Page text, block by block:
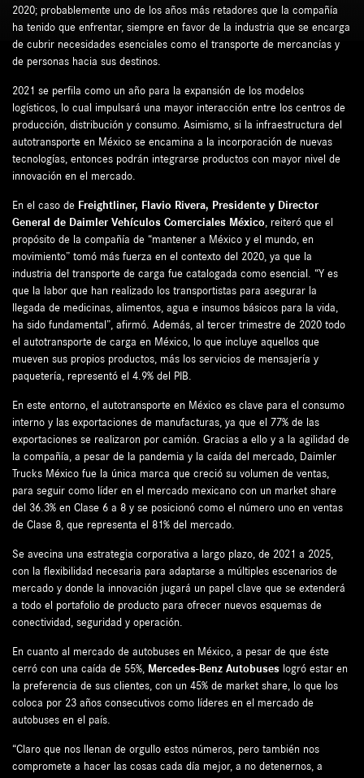
2020; probablemente uno de los años más retadores que la compañía
ha tenido que enfrentar, siempre en favor de la industria que se encarga
de cubrir necesidades esenciales como el transporte de mercancías y
de personas hacia sus destinos.
2021 se perfila como un año para la expansión de los modelos
logísticos, lo cual impulsará una mayor interacción entre los centros de
producción, distribución y consumo. Asimismo, si la infraestructura del
autotransporte en México se encamina a la incorporación de nuevas
tecnologías, entonces podrán integrarse productos con mayor nivel de
innovación en el mercado.
En el caso de Freightliner, Flavio Rivera, Presidente y Director
General de Daimler Vehículos Comerciales México, reiteró que el
propósito de la compañía de “mantener a México y el mundo, en
movimiento” tomó más fuerza en el contexto del 2020, ya que la
industria del transporte de carga fue catalogada como esencial. “Y es
que la labor que han realizado los transportistas para asegurar la
llegada de medicinas, alimentos, agua e insumos básicos para la vida,
ha sido fundamental”, afirmó. Además, al tercer trimestre de 2020 todo
el autotransporte de carga en México, lo que incluye aquellos que
mueven sus propios productos, más los servicios de mensajería y
paquetería, representó el 4.9% del PIB.
En este entorno, el autotransporte en México es clave para el consumo
interno y las exportaciones de manufacturas, ya que el 77% de las
exportaciones se realizaron por camión. Gracias a ello y a la agilidad de
la compañía, a pesar de la pandemia y la caída del mercado, Daimler
Trucks México fue la única marca que creció su volumen de ventas,
para seguir como líder en el mercado mexicano con un market share
del 36.3% en Clase 6 a 8 y se posicionó como el número uno en ventas
de Clase 8, que representa el 81% del mercado.
Se avecina una estrategia corporativa a largo plazo, de 2021 a 2025,
con la flexibilidad necesaria para adaptarse a múltiples escenarios de
mercado y donde la innovación jugará un papel clave que se extenderá
a todo el portafolio de producto para ofrecer nuevos esquemas de
conectividad, seguridad y operación.
En cuanto al mercado de autobuses en México, a pesar de que éste
cerró con una caída de 55%, Mercedes-Benz Autobuses logró estar en
la preferencia de sus clientes, con un 45% de market share, lo que los
coloca por 23 años consecutivos como líderes en el mercado de
autobuses en el país.
“Claro que nos llenan de orgullo estos números, pero también nos
compromete a hacer las cosas cada día mejor, a no detenernos, a